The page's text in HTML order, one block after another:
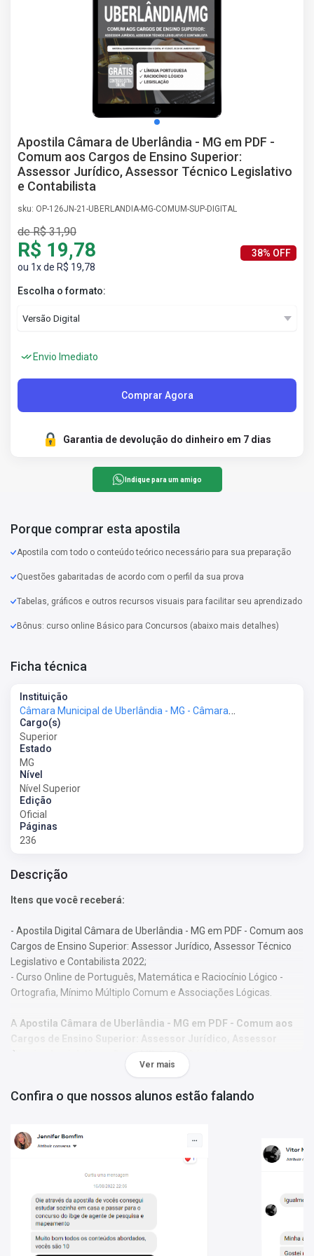
Apostila Câmara de Uberlândia - MG em PDF -
Comum aos Cargos de Ensino Superior:
Assessor Jurídico, Assessor Técnico Legislativo
e Contabilista
sku: OP-126JN-21-UBERLANDIA-MG-COMUM-SUP-DIGITAL
de R$ 31,90
R$ 19,78
ou 1x de R$ 19,78
38% OFF
Escolha o formato:
Envio Imediato
Comprar Agora
Garantia de devolução do dinheiro em 7 dias
Indique para um amigo
Porque comprar esta apostila
Apostila com todo o conteúdo teórico necessário para sua preparação
Questões gabaritadas de acordo com o perfil da sua prova
Tabelas, gráficos e outros recursos visuais para facilitar seu aprendizado
Bônus: curso online Básico para Concursos (abaixo mais detalhes)
Ficha técnica
Instituição
Câmara Municipal de Uberlândia - MG - Câmara de Uberlândia - MG
Cargo(s)
Superior
Estado
MG
Nível
Nível Superior
Edição
Oficial
Páginas
236
Descrição
Itens que você receberá:
- Apostila Digital Câmara de Uberlândia - MG em PDF - Comum aos
Cargos de Ensino Superior: Assessor Jurídico, Assessor Técnico
Legislativo e Contabilista 2022;
- Curso Online de Português, Matemática e Raciocínio Lógico -
Ortografia, Mínimo Múltiplo Comum e Associações Lógicas.
A Apostila Câmara de Uberlândia - MG em PDF - Comum aos
Cargos de Ensino Superior: Assessor Jurídico, Assessor
Técnico Legislativo e Contabilista 2022
com o Edital 01, por professores especializados em cada matéria
conteúdo e, assim, uma melhor otimização no tempo de
aprendizagem.
Características:
- Possui exercícios de fixação gabaritados;
- Conteúdo completo, de acordo com o Edital 01;
- Estude pelo computador, tablet e smartphone;
Ver mais
Confira o que nossos alunos estão falando